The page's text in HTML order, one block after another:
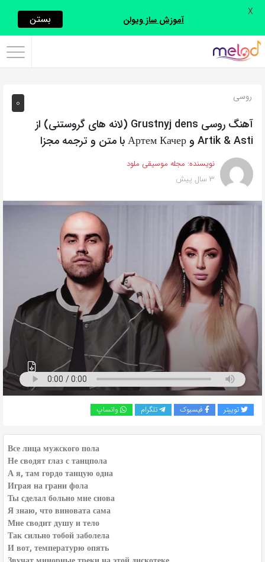
اشتراک
با
از
روش‌های
زیر
این
صفحه
را
دوستان
اشتراک
بگذارید.
کپی
لینک
0 روسی
آهنگ روسی Grustnyj dens (لانه های گروستنی) از
Artik & Asti و Артем Качер با متن و ترجمه مجزا
نویسنده: مجله موسیقی ملود
3 سال پیش
توییتر فیسبوک تلگرام واتساپ
Все лица мужского пола
Не сводят глаз с танцпола
А я, там гордо танцую одна
Играя на грани фола
Ты сделал больно мне снова
Я знаю, что виновата сама
Мне сводит душу и тело
Так сильно тобой заболела
И вот, температурю опять
آموزش ساز ویولن بستن X